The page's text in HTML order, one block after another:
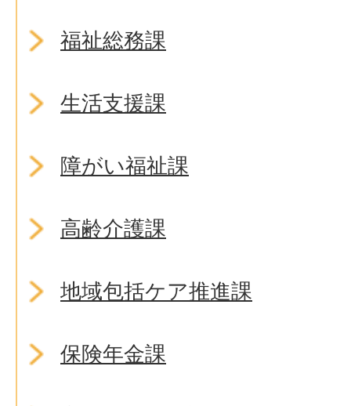
福祉総務課
生活支援課
障がい福祉課
高齢介護課
地域包括ケア推進課
保険年金課